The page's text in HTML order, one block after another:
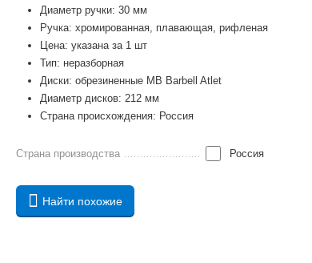
Диаметр ручки: 30 мм
Ручка: хромированная, плавающая, рифленая
Цена: указана за 1 шт
Тип: неразборная
Диски: обрезиненные MB Barbell Atlet
Диаметр дисков: 212 мм
Страна происхождения: Россия
Страна производства Россия
Найти похожие